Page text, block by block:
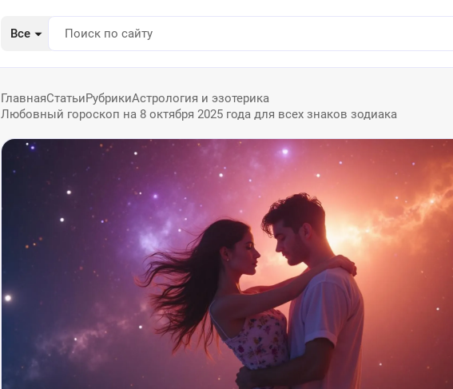
Все
ГлавнаяСтатьиРубрикиАстрология и эзотерика
Любовный гороскоп на 8 октября 2025 года для всех знаков зодиака